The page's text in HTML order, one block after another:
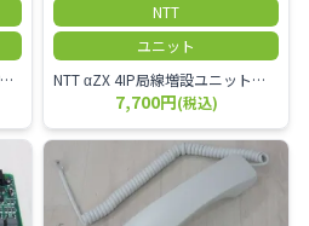
NTT αZX シリーズ スター1ch増設接続装置 コードレス接続用アンテナ ZX-DCL-S1CS-1M ZX-DCL-PS等と組み合わせて使用します。 ZX-DCL-PSを複数台接続できますが同時に通話できるのは１台のみです。
NTT
ユニット
NTT αZX 4IP局線増設ユニット ひかり電話オフィスタイプで4ch以上にしたい場合必要となるユニットです。
7,700円(税込)